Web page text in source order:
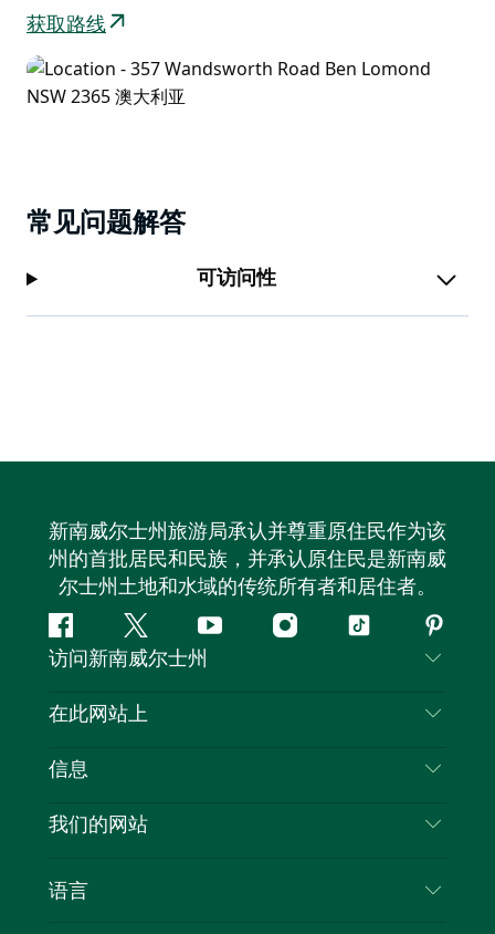
获取路线
常见问题解答
可访问性
新南威尔士州旅游局承认并尊重原住民作为该
州的首批居民和民族，并承认原住民是新南威
尔士州土地和水域的传统所有者和居住者。
Facebook叽
叽
喳
YouTubeInstagram
抖
访问新南威尔士州
联系我们
隐私
Cookie 通知
在此网站上
目的地
新南威尔士州公路旅行
活动
信息
旅行信息
新南威尔士州的商业
我们的网站
语言